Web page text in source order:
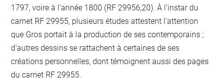
1797, voire à l'année 1800 (RF 29956,20). À l'instar du
carnet RF 29955, plusieurs études attestent l'attention
que Gros portait à la production de ses contemporains ;
d'autres dessins se rattachent à certaines de ses
créations personnelles, dont témoignent aussi des pages
du carnet RF 29955.